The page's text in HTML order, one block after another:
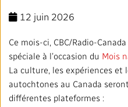
#CestAssez
Rapports annuels
Politiques institutionnelles
À propos de nous
Blogue
Notre histoire
Mandat
Stratégie
Gouvernance
TRANSPARENCE ET
Affaires réglementaires
SERVICES
Nos services et plateformes
TRAVAILLER AVEC NOUS
12 juin 2026
Ce mois-ci, CBC/Radio-
spéciale à l’occasion du Mois
La culture, les expériences et
autochtones au Canada
différentes plateformes :